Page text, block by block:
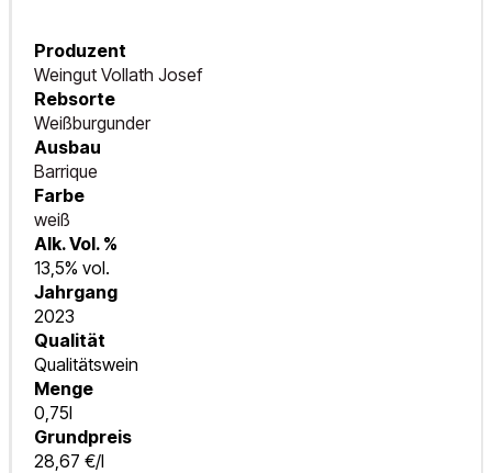
Produzent
Weingut Vollath Josef
Rebsorte
Weißburgunder
Ausbau
Barrique
Farbe
weiß
Alk. Vol. %
13,5% vol.
Jahrgang
2023
Qualität
Qualitätswein
Menge
0,75l
Grundpreis
28,67 €/l